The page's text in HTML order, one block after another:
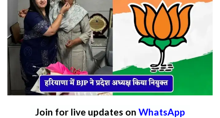
Join for live updates on WhatsApp